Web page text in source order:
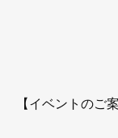
【イベントのご